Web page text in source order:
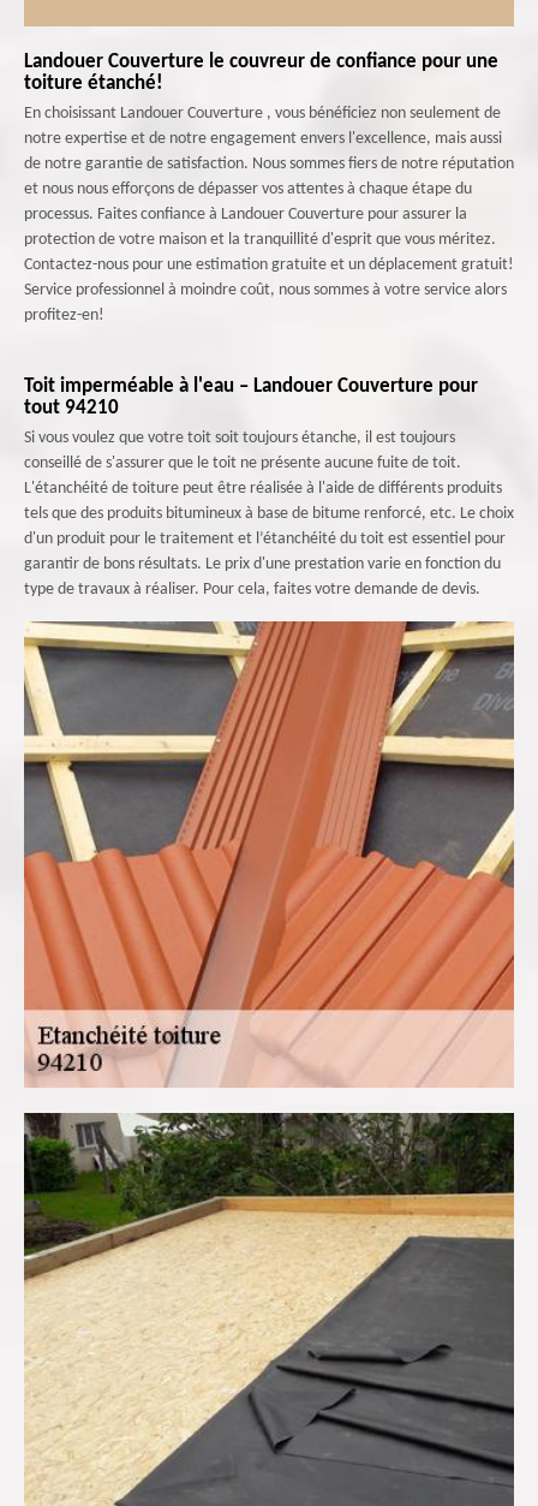
Landouer Couverture le couvreur de confiance pour une
toiture étanché!
En choisissant Landouer Couverture , vous bénéficiez non seulement de
notre expertise et de notre engagement envers l'excellence, mais aussi
de notre garantie de satisfaction. Nous sommes fiers de notre réputation
et nous nous efforçons de dépasser vos attentes à chaque étape du
processus. Faites confiance à Landouer Couverture pour assurer la
protection de votre maison et la tranquillité d'esprit que vous méritez.
Contactez-nous pour une estimation gratuite et un déplacement gratuit!
Service professionnel à moindre coût, nous sommes à votre service alors
profitez-en!
Toit imperméable à l'eau – Landouer Couverture pour
tout 94210
Si vous voulez que votre toit soit toujours étanche, il est toujours
conseillé de s'assurer que le toit ne présente aucune fuite de toit.
L'étanchéité de toiture peut être réalisée à l'aide de différents produits
tels que des produits bitumineux à base de bitume renforcé, etc. Le choix
d'un produit pour le traitement et l’étanchéité du toit est essentiel pour
garantir de bons résultats. Le prix d'une prestation varie en fonction du
type de travaux à réaliser. Pour cela, faites votre demande de devis.